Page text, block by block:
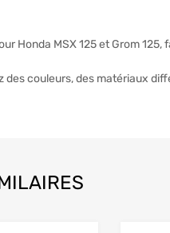
Honda MSX 125 et Grom
des couleurs, des matériaux